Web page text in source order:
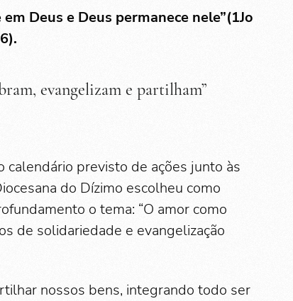
Deus e Deus permanece nele”(1Jo
evangelizam e partilham”
calendário previsto de ações junto às
do Dízimo escolheu como
o tema: “O amor como
de solidariedade e evangelização
nossos bens, integrando todo ser